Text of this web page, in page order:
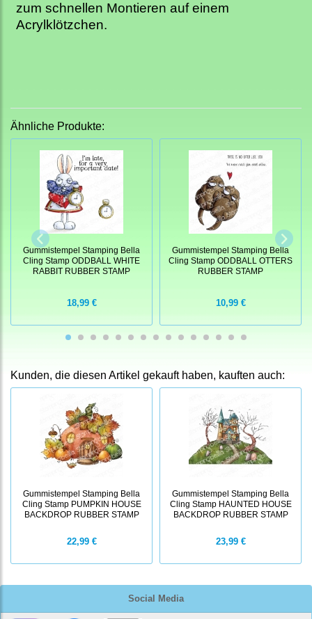
Social Media
zum schnellen Montieren auf einem
Acrylklötzchen.
Ähnliche Produkte:
Gummistempel Stamping Bella
Cling Stamp ODDBALL WHITE
RABBIT RUBBER STAMP
18,99 €
Gummistempel Stamping Bella
Cling Stamp ODDBALL OTTERS
RUBBER STAMP
10,99 €
Kunden, die diesen Artikel gekauft haben, kauften auch:
Gummistempel Stamping Bella
Cling Stamp PUMPKIN HOUSE
BACKDROP RUBBER STAMP
22,99 €
Gummistempel Stamping Bella
Cling Stamp HAUNTED HOUSE
BACKDROP RUBBER STAMP
23,99 €